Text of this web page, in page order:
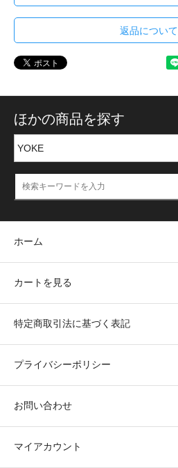
返品について
ほかの商品を探す
ホーム
カートを見る
特定商取引法に基づく表記
プライバシーポリシー
お問い合わせ
マイアカウント